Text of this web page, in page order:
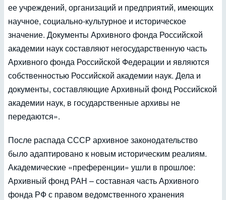
ее учреждений, организаций и предприятий, имеющих
научное, социально-культурное и историческое
значение. Документы Архивного фонда Российской
академии наук составляют негосударственную часть
Архивного фонда Российской Федерации и являются
собственностью Российской академии наук. Дела и
документы, составляющие Архивный фонд Российской
академии наук, в государственные архивы не
передаются».
После распада СССР архивное законодательство
было адаптировано к новым историческим реалиям.
Академические «преференции» ушли в прошлое:
Архивный фонд РАН – составная часть Архивного
фонда РФ с правом ведомственного хранения